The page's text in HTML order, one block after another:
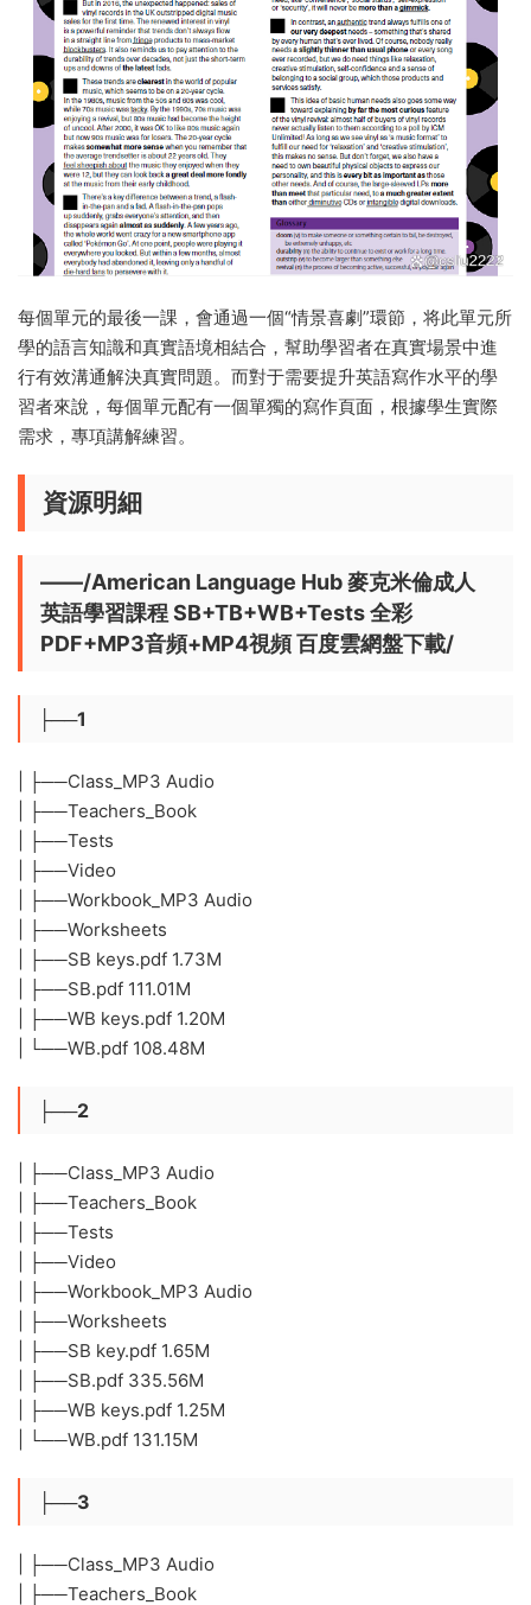
每個單元的最後一課，會通過一個“情景喜劇”環節，将此單元所
學的語言知識和真實語境相結合，幫助學習者在真實場景中進
行有效溝通解決真實問題。 而對于需要提升英語寫作水平的學
習者來說，每個單元配有一個單獨的寫作頁面，根據學生實際
需求，專項講解練習。
資源明細
——/American Language Hub 麥克米倫成人
英語學習課程 SB+TB+WB+Tests 全彩
PDF+MP3音頻+MP4視頻 百度雲網盤下載/
├──1
| ├──Class_MP3 Audio
| ├──Teachers_Book
| ├──Tests
| ├──Video
| ├──Workbook_MP3 Audio
| ├──Worksheets
| ├──SB keys.pdf 1.73M
| ├──SB.pdf 111.01M
| ├──WB keys.pdf 1.20M
| └──WB.pdf 108.48M
├──2
| ├──Class_MP3 Audio
| ├──Teachers_Book
| ├──Tests
| ├──Video
| ├──Workbook_MP3 Audio
| ├──Worksheets
| ├──SB key.pdf 1.65M
| ├──SB.pdf 335.56M
| ├──WB keys.pdf 1.25M
| └──WB.pdf 131.15M
├──3
| ├──Class_MP3 Audio
| ├──Teachers_Book